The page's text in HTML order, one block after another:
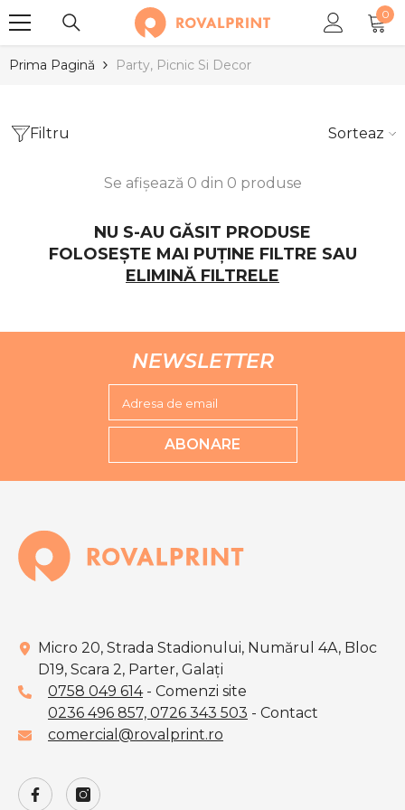
00
Prima Pagină Party, Picnic Si Decor
Filtru Sortează
Se afișează 0 din 0 produse
NU S-AU GĂSIT PRODUSE
FOLOSEȘTE MAI PUȚINE FILTRE SAU
ELIMINĂ FILTRELE
NEWSLETTER
Adresa de email
ABONARE
Micro 20, Strada Stadionului, Numărul 4A, Bloc
D19, Scara 2, Parter, Galaţi
0758 049 614- Comenzi site
0236 496 857, 0726 343 503 - Contact
comercial@rovalprint.ro